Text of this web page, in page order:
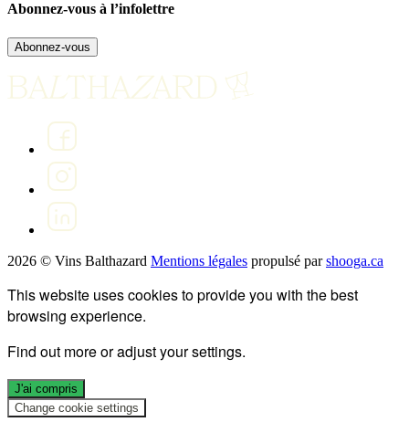
Abonnez-vous à l’infolettre
Abonnez-vous
2026 © Vins Balthazard Mentions légales propulsé parshooga.ca
This website uses cookies to provide you with the best
browsing experience.
Find out more or adjust yoursettings.
J'ai compris
Change cookie settings